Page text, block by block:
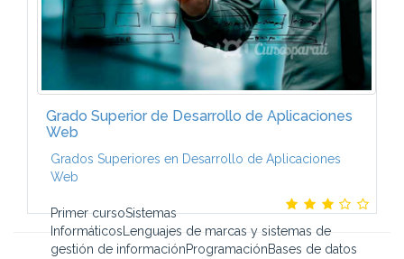
Grado Superior de Desarrollo de Aplicaciones
Web
Grados Superiores en Desarrollo de Aplicaciones
Web
Primer cursoSistemas
InformáticosLenguajes de marcas y sistemas de
gestión de informaciónProgramaciónBases de datos